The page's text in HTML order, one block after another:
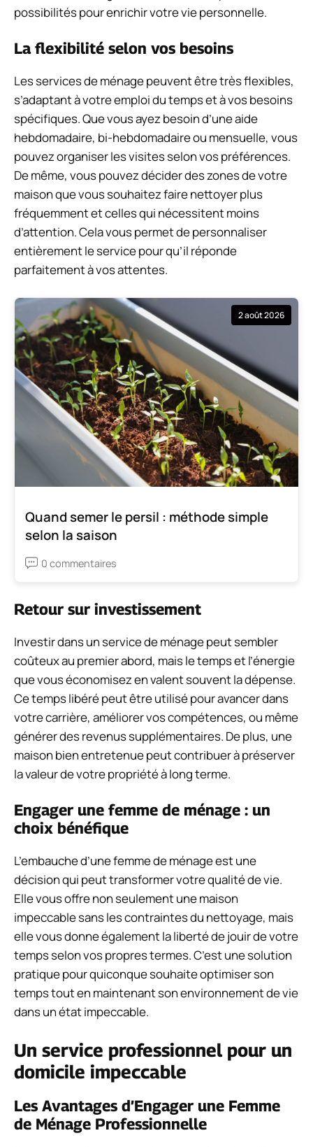
possibilités pour enrichir votre vie personnelle.
La flexibilité selon vos besoins
Les services de ménage peuvent être très flexibles,
s’adaptant à votre emploi du temps et à vos besoins
spécifiques. Que vous ayez besoin d’une aide
hebdomadaire, bi-hebdomadaire ou mensuelle, vous
pouvez organiser les visites selon vos préférences.
De même, vous pouvez décider des zones de votre
maison que vous souhaitez faire nettoyer plus
fréquemment et celles qui nécessitent moins
d’attention. Cela vous permet de personnaliser
entièrement le service pour qu’il réponde
parfaitement à vos attentes.
2 août 2026
Quand semer le persil : méthode simple
selon la saison
0 commentaires
Retour sur investissement
Investir dans un service de ménage peut sembler
coûteux au premier abord, mais le temps et l’énergie
que vous économisez en valent souvent la dépense.
Ce temps libéré peut être utilisé pour avancer dans
votre carrière, améliorer vos compétences, ou même
générer des revenus supplémentaires. De plus, une
maison bien entretenue peut contribuer à préserver
la valeur de votre propriété à long terme.
Engager une femme de ménage : un
choix bénéfique
L’embauche d’une femme de ménage est une
décision qui peut transformer votre qualité de vie.
Elle vous offre non seulement une maison
impeccable sans les contraintes du nettoyage, mais
elle vous donne également la liberté de jouir de votre
temps selon vos propres termes. C’est une solution
pratique pour quiconque souhaite optimiser son
temps tout en maintenant son environnement de vie
dans un état impeccable.
Un service professionnel pour un
domicile impeccable
Les Avantages d’Engager une Femme
de Ménage Professionnelle